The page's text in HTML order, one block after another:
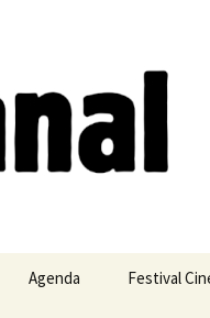
Agenda Festival